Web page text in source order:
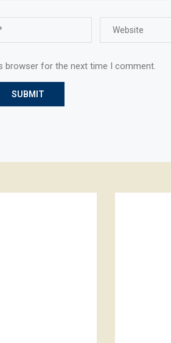
browser for the next time I comment.